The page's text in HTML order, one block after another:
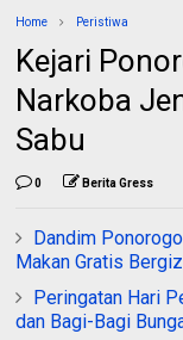
Home Peristiwa
Kejari
Narkoba
Sabu
0 Berita Gress
Dandim
Makan Gratis
Peringatan Hari
dan Bagi-Bagi